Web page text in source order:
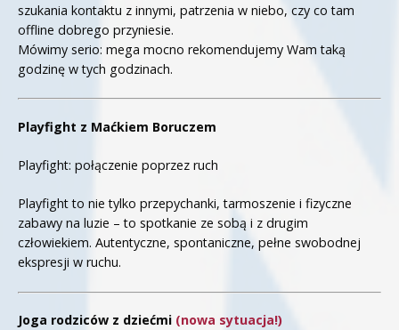
szukania kontaktu z innymi, patrzenia w niebo, czy co tam
offline dobrego przyniesie.
Mówimy serio: mega mocno rekomendujemy Wam taką
godzinę w tych godzinach.
Playfight z Maćkiem Boruczem
Playfight: połączenie poprzez ruch
Playfight to nie tylko przepychanki, tarmoszenie i fizyczne
zabawy na luzie – to spotkanie ze sobą i z drugim
człowiekiem. Autentyczne, spontaniczne, pełne swobodnej
ekspresji w ruchu.
Joga rodziców z dziećmi (nowa sytuacja!)